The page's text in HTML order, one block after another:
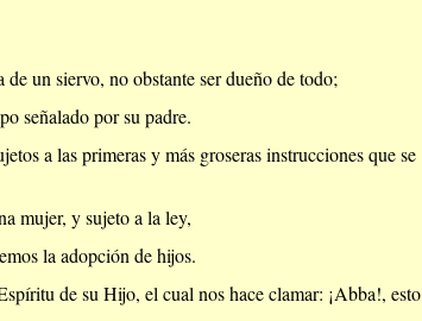
un siervo, no obstante ser dueño de todo;
señalado por su padre.
a las primeras y más groseras instrucciones que se
mujer, y sujeto a la ley,
la adopción de hijos.
de su Hijo, el cual nos hace clamar: ¡Abba!, esto